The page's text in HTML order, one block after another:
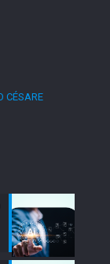
CÉSARE